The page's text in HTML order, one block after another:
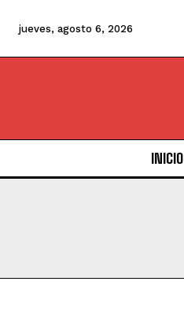
jueves, agosto 6, 2026
INICIO